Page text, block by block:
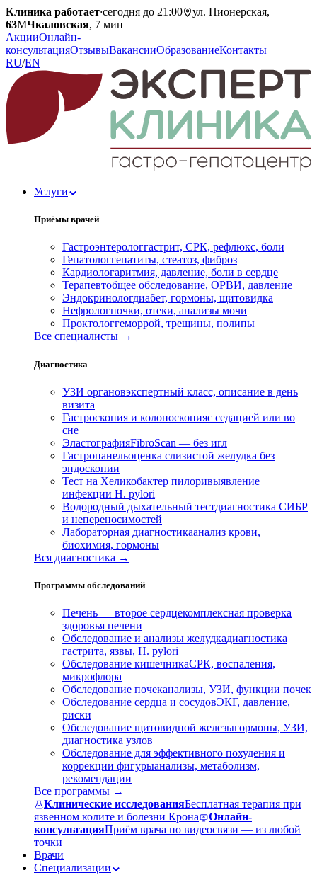
Клиника работает·сегодня до 21:00
ул. Пионерская,
63МЧкаловская, 7 мин
АкцииОнлайн-
консультацияОтзывыВакансииОбразованиеКонтакты
RU/EN
Услуги
Приёмы врачей
Гастроэнтерологгастрит, СРК, рефлюкс, боли
Гепатологгепатиты, стеатоз, фиброз
Кардиологаритмия, давление, боли в сердце
Терапевтобщее обследование, ОРВИ, давление
Эндокринологдиабет, гормоны, щитовидка
Нефрологпочки, отеки, анализы мочи
Проктологгеморрой, трещины, полипы
Все специалисты →
Диагностика
УЗИ органовэкспертный класс, описание в день
визита
Гастроскопия и колоноскопияс седацией или во
сне
ЭластографияFibroScan — без игл
Гастропанельоценка слизистой желудка без
эндоскопии
Тест на Хеликобактер пилоривыявление
инфекции H. pylori
Водородный дыхательный тестдиагностика СИБР
и непереносимостей
Лабораторная диагностикаанализ крови,
биохимия, гормоны
Вся диагностика →
Программы обследований
Печень — второе сердцекомплексная проверка
здоровья печени
Обследование и анализы желудкадиагностика
гастрита, язвы, H. pylori
Обследование кишечникаСРК, воспаления,
микрофлора
Обследование почеканализы, УЗИ, функции почек
Обследование сердца и сосудовЭКГ, давление,
риски
Обследование щитовидной железыгормоны, УЗИ,
диагностика узлов
Обследование для эффективного похудения и
коррекции фигурыанализы, метаболизм,
рекомендации
Все программы →
Клинические исследованияБесплатная терапия при
язвенном колите и болезни Крона
Онлайн-
консультацияПриём врача по видеосвязи — из любой
точки
Врачи
Специализации